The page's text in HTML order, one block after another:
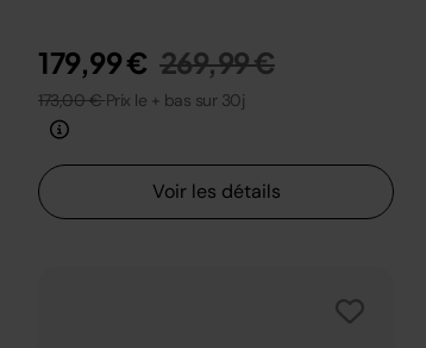
179,99 € Prix réduit de
269,99 €au
173,00 €Prix le + bas sur 30j
Voir les détails